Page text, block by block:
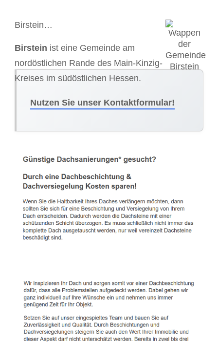
Birstein…
Birstein ist eine Gemeinde am
nordöstlichen Rande des Main-Kinzig-
Kreises im südöstlichen Hessen.
Nutzen Sie unser Kontaktformular!